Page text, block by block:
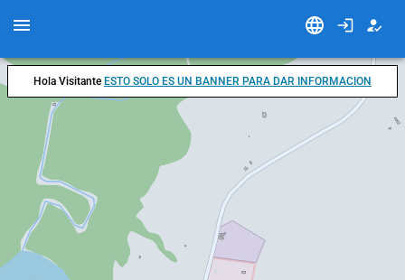
Hola Visitante ESTO SOLO ES UN BANNER PARA DAR INFORMACION